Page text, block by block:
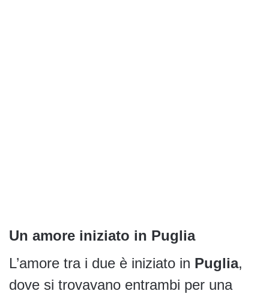
Un amore iniziato in Puglia
L’amore tra i due è iniziato in Puglia,
dove si trovavano entrambi per una